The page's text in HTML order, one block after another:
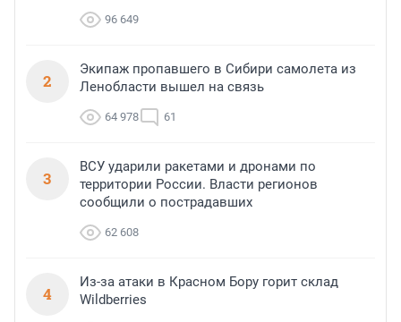
96 649
2
Экипаж пропавшего в Сибири самолета из
Ленобласти вышел на связь
64 978 61
3
ВСУ ударили ракетами и дронами по
территории России. Власти регионов
сообщили о пострадавших
62 608
4
Из-за атаки в Красном Бору горит склад
Wildberries